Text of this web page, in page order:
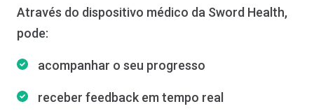
Através do dispositivo médico da Sword Health,
pode:
acompanhar o seu progresso
receber feedback em tempo real